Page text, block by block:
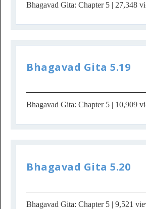
Bhagavad Gita: Chapter 5 | 27,348
Bhagavad Gita 5.19
Bhagavad Gita: Chapter 5 | 10,909
Bhagavad Gita 5.20
Bhagavad Gita: Chapter 5 | 9,521